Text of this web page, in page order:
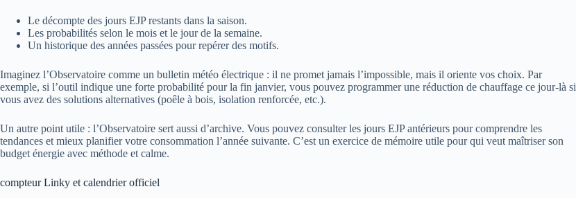
Le décompte des jours EJP restants dans la saison.
Les probabilités selon le mois et le jour de la semaine.
Un historique des années passées pour repérer des motifs.
Imaginez l’Observatoire comme un bulletin météo électrique : il ne promet jamais l’impossible, mais il oriente vos choix. Par
exemple, si l’outil indique une forte probabilité pour la fin janvier, vous pouvez programmer une réduction de chauffage ce jour‑là si
vous avez des solutions alternatives (poêle à bois, isolation renforcée, etc.).
Un autre point utile : l’Observatoire sert aussi d’archive. Vous pouvez consulter les jours EJP antérieurs pour comprendre les
tendances et mieux planifier votre consommation l’année suivante. C’est un exercice de mémoire utile pour qui veut maîtriser son
budget énergie avec méthode et calme.
compteur Linky et calendrier officiel